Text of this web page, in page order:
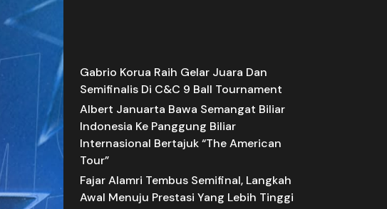
Gabrio Korua Raih Gelar Juara Dan
Semifinalis Di C&C 9 Ball Tournament
Albert Januarta Bawa Semangat Biliar
Indonesia Ke Panggung Biliar
Internasional Bertajuk “The American
Tour”
Fajar Alamri Tembus Semifinal, Langkah
Awal Menuju Prestasi Yang Lebih Tinggi